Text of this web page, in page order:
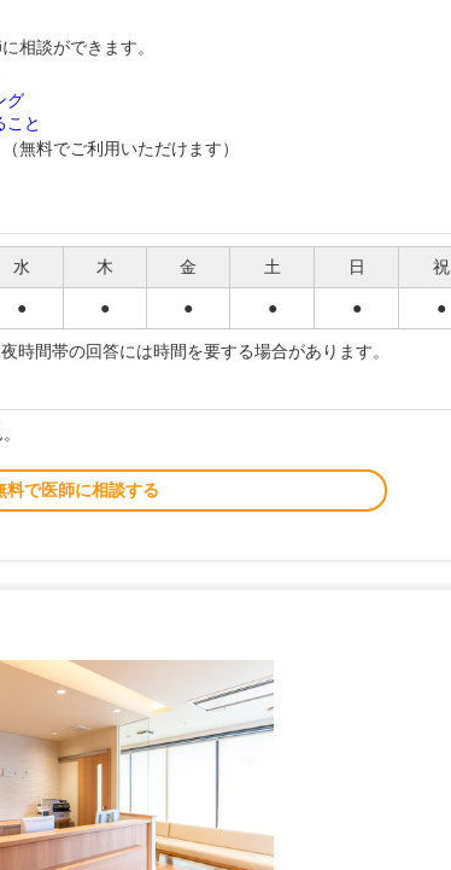
相談ができます。
グ
こと
無料でご利用いただけます）
水 木 金 土 日 祝
● ● ● ● ● ●
間帯の回答には時間を要する場合があります。
料で医師に相談する